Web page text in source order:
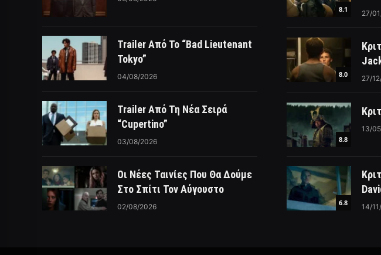
Trailer Από Το “Bad Lieutenant
Tokyo”
04/08/2026
Trailer Από Τη Νέα Σειρά
“Cupertino”
03/08/2026
Οι Νέες Ταινίες Που Θα Δούμε
Στο Σπίτι Τον Αύγουστο
02/08/2026
8.1 27/
8.0 27/
8.8
13/
6.8 14/